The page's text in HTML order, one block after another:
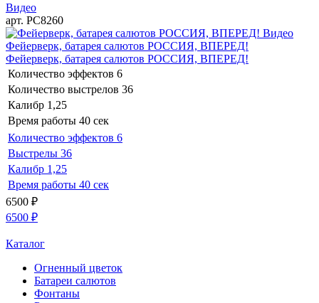
Видео
арт. РС8260
Видео
Фейерверк, батарея салютов РОССИЯ, ВПЕРЕД!
Фейерверк, батарея салютов РОССИЯ, ВПЕРЕД!
Количество эффектов 6
Количество выстрелов 36
Калибр 1,25
Время работы 40 сек
Количество эффектов 6
Выстрелы 36
Калибр 1,25
Время работы 40 сек
6500 ₽
6500 ₽
Каталог
Огненный цветок
Батареи салютов
Фонтаны